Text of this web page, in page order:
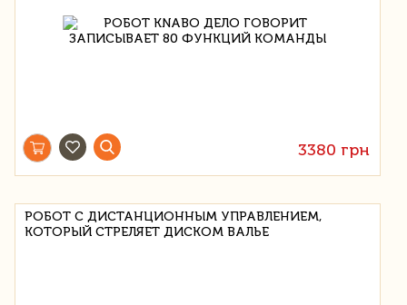
3380 грн
РОБОТ С ДИСТАНЦИОННЫМ УПРАВЛЕНИЕМ,
КОТОРЫЙ СТРЕЛЯЕТ ДИСКОМ ВАЛЬЕ